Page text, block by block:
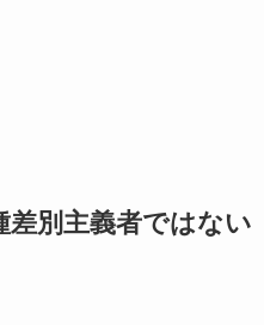
差別主義者ではない